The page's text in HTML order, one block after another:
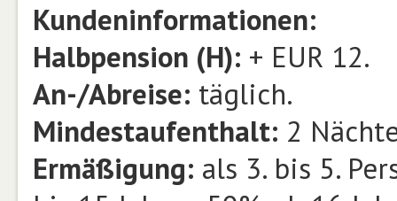
Kundeninformationen:
Halbpension (H): + EUR 12.
An-/Abreise: täglich.
Mindestaufenthalt: 2
Ermäßigung: als 3. bis 5.